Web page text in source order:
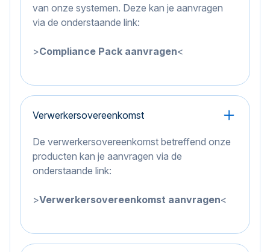
van onze systemen. Deze kan je aanvragen
via de onderstaande link:
>Compliance Pack aanvragen<
Verwerkersovereenkomst
De verwerkersovereenkomst betreffend onze
producten kan je aanvragen via de
onderstaande link:
>Verwerkersovereenkomst aanvragen<